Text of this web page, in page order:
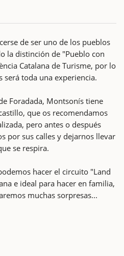
de ser uno de los pueblos
la distinción de "Pueblo con
Catalana de Turisme, por lo
será toda una experiencia.
Foradada, Montsonís tiene
que os recomendamos
pero antes o después
por sus calles y dejarnos llevar
se respira.
hacer el circuito "Land
e ideal para hacer en familia,
muchas sorpresas...